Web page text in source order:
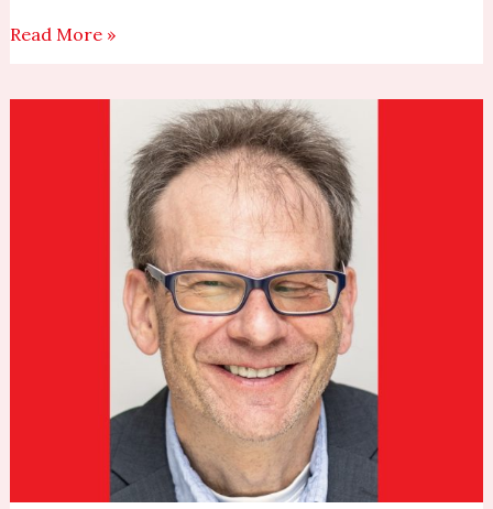
Read More »
Ortsvorstehers
Oppenhausen